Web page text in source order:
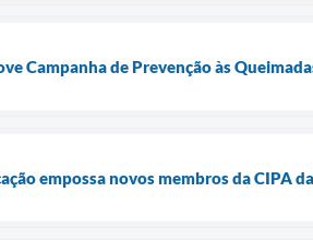
Campanha de Prevenção às
empossa novos membros da CIPA